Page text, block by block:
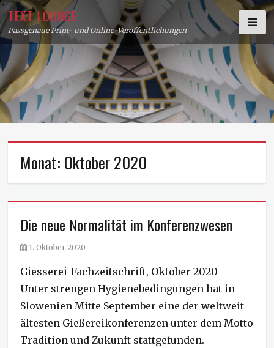
Skip
to
content
TEXT LOUNGE
Passgenaue Print- und Online-Veröffentlichungen
Monat: Oktober 2020
Die neue Normalität im Konferenzwesen
P
s
t
d
o
n
1. Oktober 2020
Giesserei-Fachzeitschrift, Oktober 2020
Unter strengen Hygienebedingungen hat in
Slowenien Mitte September eine der weltweit
ältesten Gießereikonferenzen unter dem Motto
Tradition und Zukunft stattgefunden.